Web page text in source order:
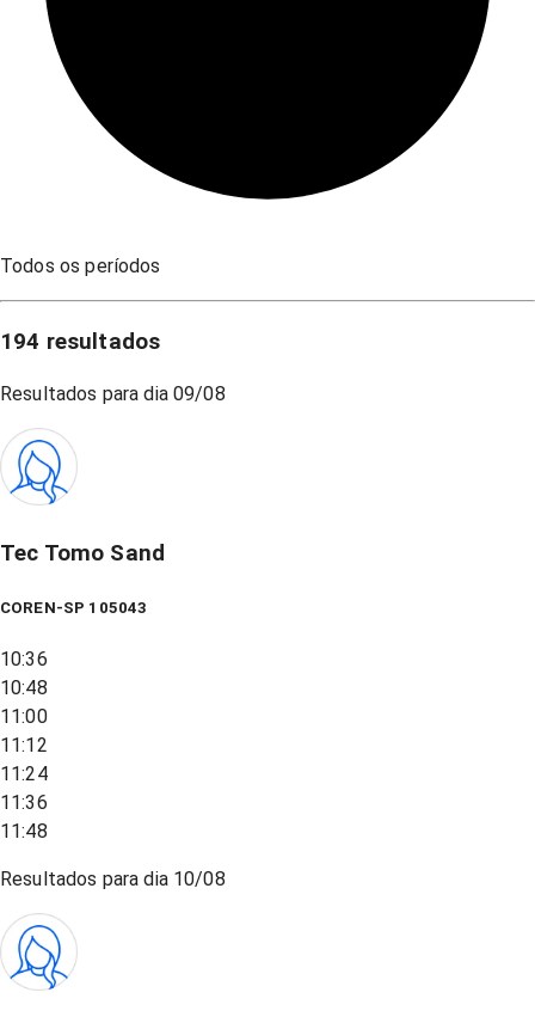
Todos os períodos
194 resultados
Resultados para dia 09/08
Tec Tomo Sand
COREN-SP 105043
10:36
10:48
11:00
11:12
11:24
11:36
11:48
Resultados para dia 10/08